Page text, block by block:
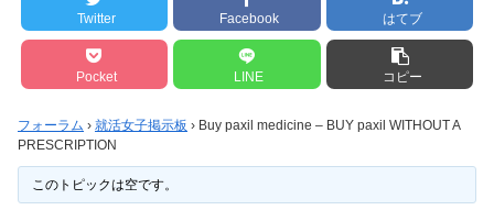
Twitter Facebook はてブ
Pocket LINE コピー
フォーラム › 就活女子掲示板 › Buy paxil medicine – BUY paxil WITHOUT A
PRESCRIPTION
このトピックは空です。